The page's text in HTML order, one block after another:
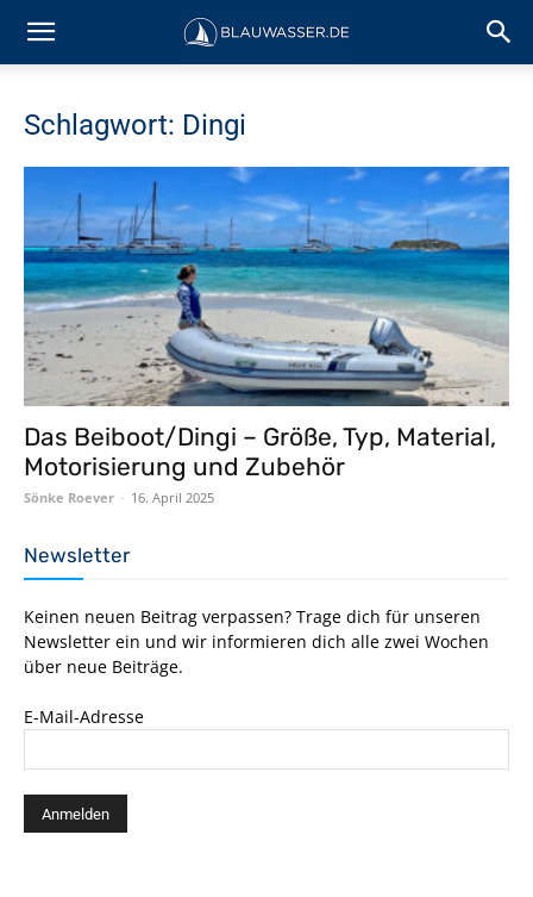
Schlagwort: Dingi
Das Beiboot/Dingi – Größe, Typ, Material,
Motorisierung und Zubehör
Sönke Roever - 16. April 2025
Newsletter
Keinen neuen Beitrag verpassen? Trage dich für unseren
Newsletter ein und wir informieren dich alle zwei Wochen
über neue Beiträge.
E-Mail-Adresse